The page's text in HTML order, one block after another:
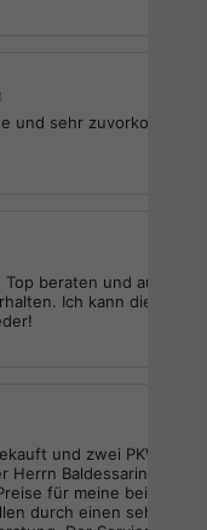
und sehr
Top beraten und
Ich kann die
und zwei PKW in
Herrn Baldessarini sehr
für meine beiden
durch einen sehr